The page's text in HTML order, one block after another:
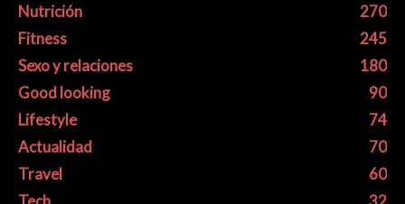
Nutrición
270
Fitness
245
Sexo y relaciones
180
Good looking
90
Lifestyle
74
Actualidad
70
Travel
60